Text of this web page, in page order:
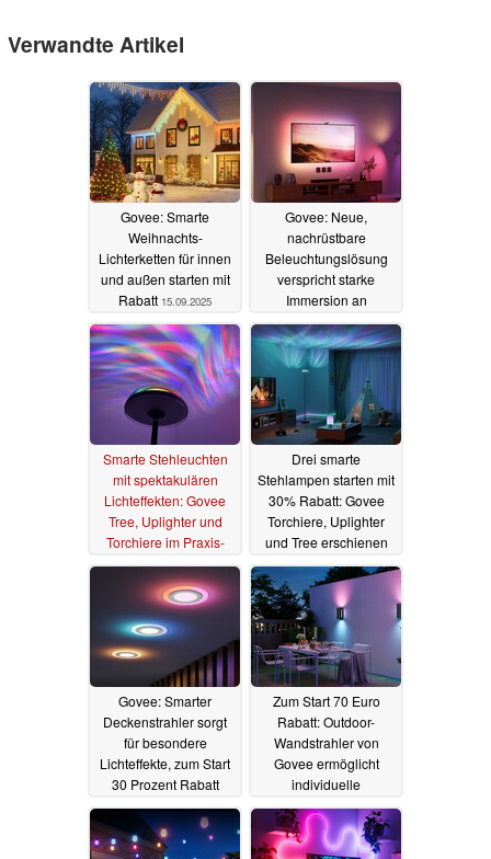
Verwandte Artikel
Govee: Smarte
Weihnachts-
Lichterketten für innen
und außen starten mit
Rabatt 15.09.2025
Govee: Neue,
nachrüstbare
Beleuchtungslösung
verspricht starke
Immersion an
Fernsehern, mit
Verbesserungen
04.09.2025
Smarte Stehleuchten
mit spektakulären
Lichteffekten: Govee
Tree, Uplighter und
Torchiere im Praxis-
Test 30.06.2025
Drei smarte
Stehlampen starten mit
30% Rabatt: Govee
Torchiere, Uplighter
und Tree erschienen
30.06.2025
Govee: Smarter
Deckenstrahler sorgt
für besondere
Lichteffekte, zum Start
30 Prozent Rabatt
26.06.2025
Zum Start 70 Euro
Rabatt: Outdoor-
Wandstrahler von
Govee ermöglicht
individuelle
Lichteffekte23.06.2025